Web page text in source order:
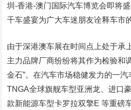
圳-香港-澳门国际汽车博览会即将
千车盛宴为广大车迷朋友诠释车市
由于深港澳车展在时间点上处于承
主力品牌厂商纷纷将其作为检验和
金石”。在汽车市场稳健发力的一
TNGA全球旗舰车型亚洲龙、进口
款新能源车型卡罗拉双擎E 等重磅